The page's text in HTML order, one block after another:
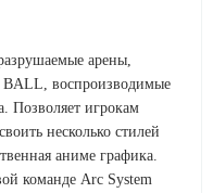
арены,
воспроизводимые
Позволяет игрокам
несколько стилей
аниме графика.
команде Arc System